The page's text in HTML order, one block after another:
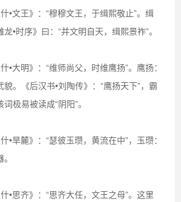
•文王》：“穆穆文王，于缉熙敬止”。缉
•时序》曰：“并文明自天，缉熙景祚”。
•大明》：“维师尚父，时维鹰扬”。鹰扬：
。《后汉书•刘陶传》：“鹰扬天下”，霸
极易被读成“阴阳”。
•旱麓》：“瑟彼玉瓒，黄流在中”，玉瓒：
•思齐》：“思齐大任，文王之母”。这里